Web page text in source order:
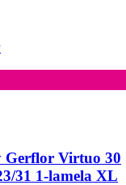
Gerflor Virtuo 30
31 1-lamela XL